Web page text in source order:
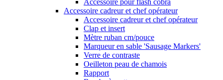
Accessoire pour flash cobra
Accessoire cadreur et chef opérateur
Accessoire cadreur et chef opérateur
Clap et insert
Mètre ruban cm/pouce
Marqueur en sable 'Sausage Markers'
Verre de contraste
Oeilleton peau de chamois
Rapport